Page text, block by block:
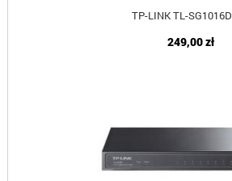
TP-LINK TL-SG1016D
249,00 zł